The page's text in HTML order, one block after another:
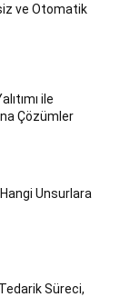
ve Otomatik
ile
Çözümler
Unsurlara
Süreci,